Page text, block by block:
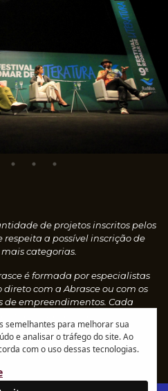
de projetos inscritos pelos
a possível inscrição de
categorias.
é formada por especialistas
com a Abrasce ou com os
de empreendimentos. Cada
automaticamente e
categoria.Leia o
semelhantes para melhorar sua
e analisar o tráfego do site. Ao
com o uso dessas tecnologias.